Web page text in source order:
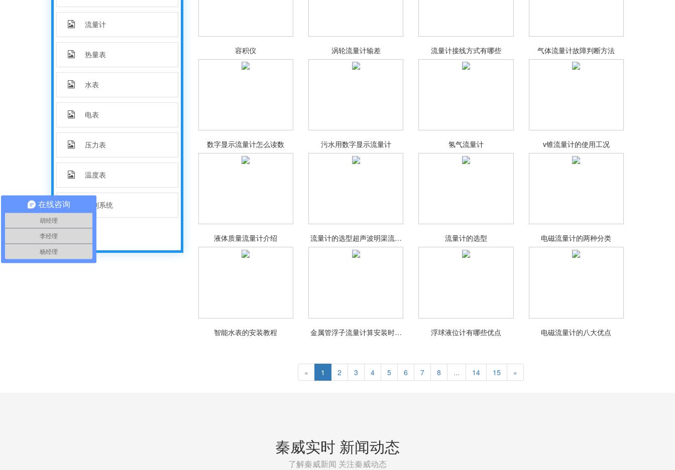
流量计
热量表
水表
电表
压力表
温度表
控制系统
容积仪 涡轮流量计输差 流量计接线方式有哪些 气体流量计故障判断方法
数字显示流量计怎么读数 污水用数字显示流量计 氢气流量计 v锥流量计的使用工况
液体质量流量计介绍 流量计的选型超声波明渠流量
计适用范围
流量计的选型 电磁流量计的两种分类
智能水表的安装教程 金属管浮子流量计算安装时注
意事项
浮球液位计有哪些优点 电磁流量计的八大优点
« 1 2 3 4 5 6 7 8 ... 14 15 »
秦威实时 新闻动态
了解秦威新闻 关注秦威动态
在线咨询
胡经理
李经理
杨经理